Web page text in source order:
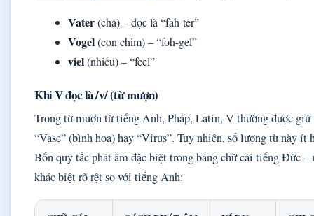
Vater(cha) – đọc là “fah-ter”
Vogel(con chim) – “foh-gel”
viel(nhiều) – “feel”
Khi V đọc là /v/ (từ mượn)
Trong từ mượn từ tiếng Anh, Pháp, Latin, V thường được
“Vase” (bình hoa) hay “Virus”. Tuy nhiên, số lượng từ này
Bốn quy tắc phát âm đặc biệt trong bảng chữ cái tiếng Đức
khác biệt rõ rệt so với tiếng Anh: